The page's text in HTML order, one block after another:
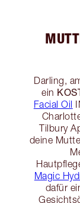
Darling,
ein
Facial Oil
Tilbury
deine
Magic
dafür